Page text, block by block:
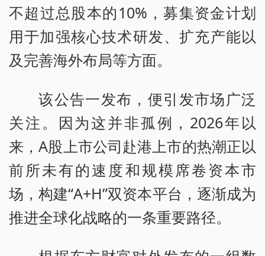
不超过总股本的10%，募集资金计划
用于加强核心技术研发、扩充产能以
及完善海外布局等方面。
该公告一发布，便引发市场广泛
关注。因为这并非孤例，2026年以
来，A股上市公司赴港上市的热潮正以
前所未有的速度和规模席卷资本市
场，构建“A+H”双资本平台，逐渐成为
推进全球化战略的一条重要路径。